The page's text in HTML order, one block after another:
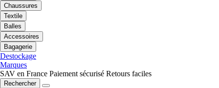
Chaussures
Textile
Balles
Accessoires
Bagagerie
Destockage
Marques
SAV en France Paiement sécurisé Retours faciles
Rechercher